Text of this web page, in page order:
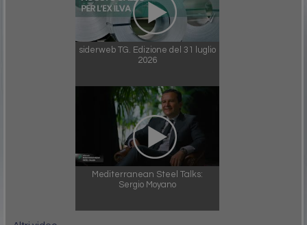
siderweb TG. Edizione del 31 luglio
2026
Mediterranean Steel Talks:
Sergio Moyano